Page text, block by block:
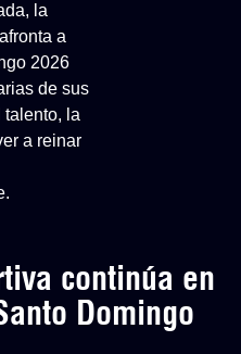
la
a
2026
de sus
talento, la
a reinar
continúa en
Domingo